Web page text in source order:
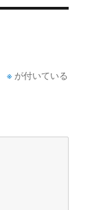
※ が付いている